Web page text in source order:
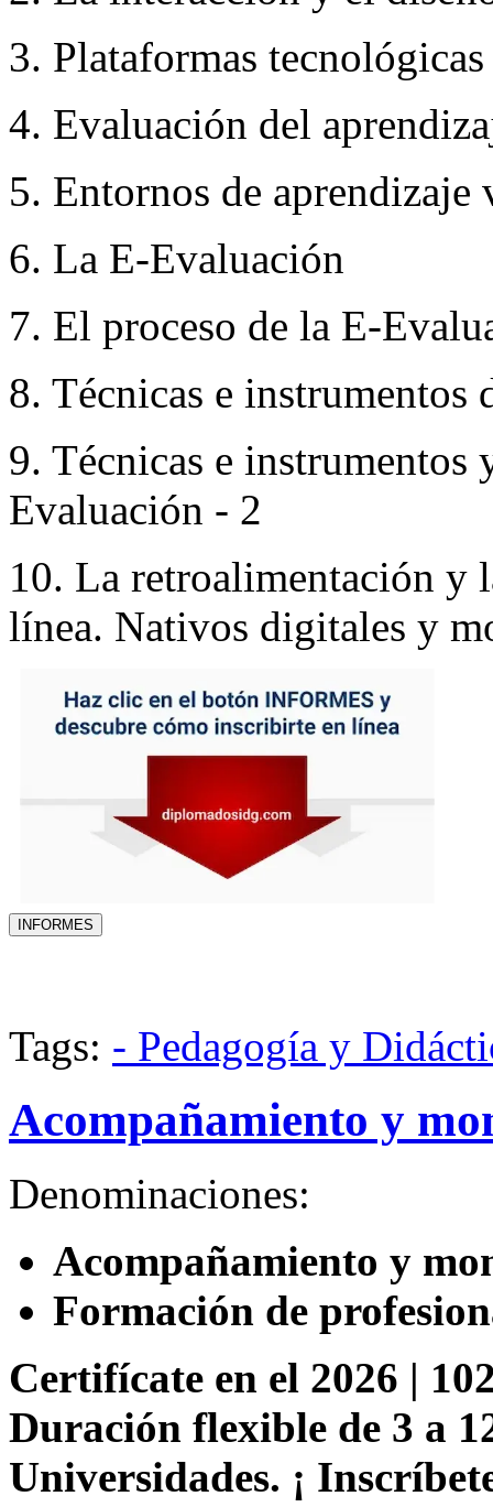
3. Plataformas
4. Evaluación del
5. Entornos de aprendizaje
6. La E-Evaluación
7. El proceso de la E-
8. Técnicas e instrumentos
9. Técnicas e
Evaluación - 2
10. La retroalimentación y
línea. Nativos digitales y
Tags: - Pedagogía y
Acompañamiento y
Denominaciones:
Acompañamiento y
Formación de
Certifícate en el 2026 |
Duración flexible de 3 a
Universidades. ¡